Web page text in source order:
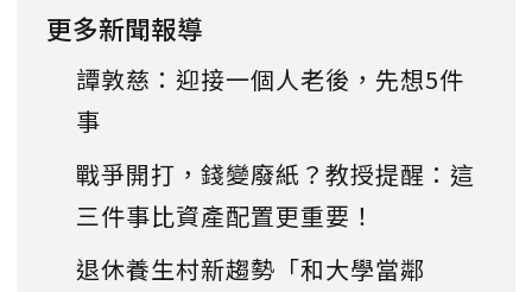
更多新聞報導
譚敦慈：迎接一個人老後，先想5件
事
戰爭開打，錢變廢紙？教授提醒：這
三件事比資產配置更重要！
退休養生村新趨勢「和大學當鄰